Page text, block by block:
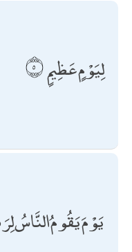
لِيَوْمٍ عَظِيمٍ
يَوْمَ يَقُومُ النَّاسُ